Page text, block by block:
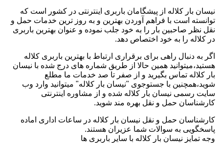
نیسان بار کلاله از پیشگامان باربری اینترنتی در کشور است که
توانسته است با فراهم آوردن بهترین و به روز ترین خدمات حمل و
نقل نظر صاحبین بار را به خود جلب نموده و عنوان بهترین باربری
در کلاله را به خود اختصاص دهد.
اگر به دنبال راهی برای برقراری ارتباط با بهترین باربری کلاله
هستید،میتوانید همین حالا از طریق شماره های درج شده با نیسان
بار کلاله تماس بگیرید و از صفر تا صد خدمات ما مطلع
شوید،همچنین با جستوجوی "نیسان بار کلاله" میتوانید وارد وب
سایت رسمی نیسان بار کلاله شده و از مشاوره اینترنتی
کارشناسان حمل و نقل بهره مند شوید.
کارشناسان حمل و نقل نیسان بار کلاله در ساعات اداری اماده
پاسخگویی به سوالات شما عزیران هستند.
وجه تمایز نیسان بار کلاله با سایر باربری ها